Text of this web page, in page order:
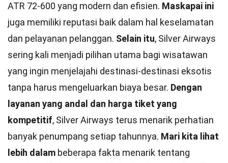
ATR 72-600 yang modern dan efisien. Maskapai ini
juga memiliki reputasi baik dalam hal keselamatan
dan pelayanan pelanggan. Selain itu, Silver Airways
sering kali menjadi pilihan utama bagi wisatawan
yang ingin menjelajahi destinasi-destinasi eksotis
tanpa harus mengeluarkan biaya besar. Dengan
layanan yang andal dan harga tiket yang
kompetitif, Silver Airways terus menarik perhatian
banyak penumpang setiap tahunnya. Mari kita lihat
lebih dalam beberapa fakta menarik tentang